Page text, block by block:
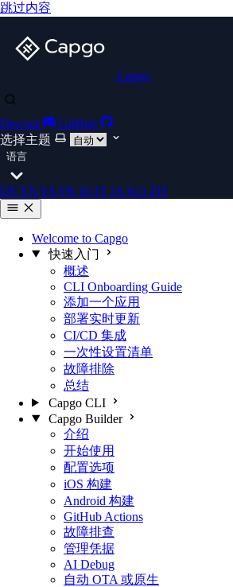
跳过内容
Capgo
Discord
GitHub
选择主题
语言
DE EN ES FR ID IT JA KO ZH
Welcome to Capgo
快速入门
概述
CLI Onboarding Guide
添加一个应用
部署实时更新
CI/CD 集成
一次性设置清单
故障排除
总结
Capgo CLI
Capgo Builder
介绍
开始使用
配置选项
iOS 构建
Android 构建
GitHub Actions
故障排查
管理凭据
AI Debug
自动 OTA 或原生